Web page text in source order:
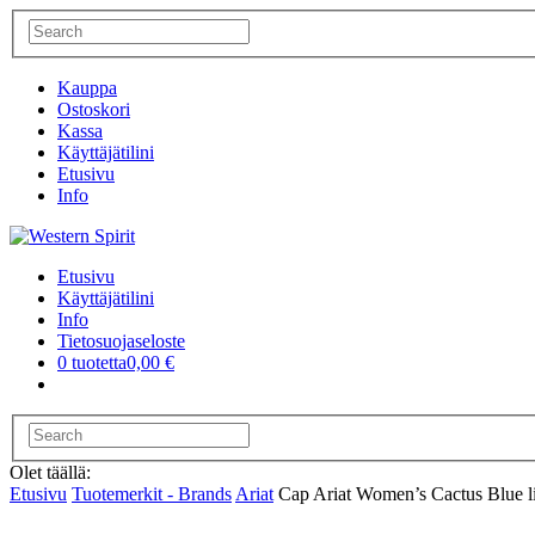
Kauppa
Ostoskori
Kassa
Käyttäjätilini
Etusivu
Info
Etusivu
Käyttäjätilini
Info
Tietosuojaseloste
0 tuotetta0,00 €
Olet täällä:
Etusivu Tuotemerkit - Brands Ariat Cap Ariat Women’s Cactus Blue